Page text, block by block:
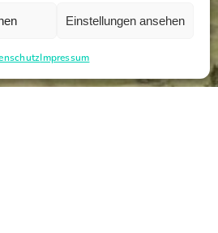
Einstellungen ansehen
Impressum